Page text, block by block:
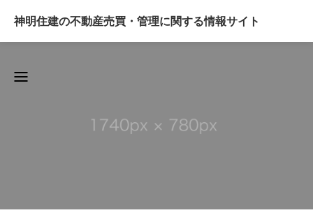
神明住建の不動産売買・管理に関する情報サイト